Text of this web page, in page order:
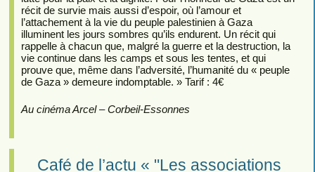
récit de survie mais aussi d’espoir, où l’amour et
l’attachement à la vie du peuple palestinien à Gaza
illuminent les jours sombres qu’ils endurent. Un récit qui
rappelle à chacun que, malgré la guerre et la destruction, la
vie continue dans les camps et sous les tentes, et qui
prouve que, même dans l’adversité, l’humanité du « peuple
de Gaza » demeure indomptable. » Tarif : 4€
Au cinéma Arcel – Corbeil-Essonnes
Café de l’actu « "Les associations